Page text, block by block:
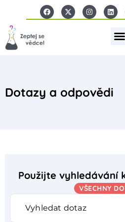
Dotazy a odpovědi
Použijte vyhledávání
VŠECHNY